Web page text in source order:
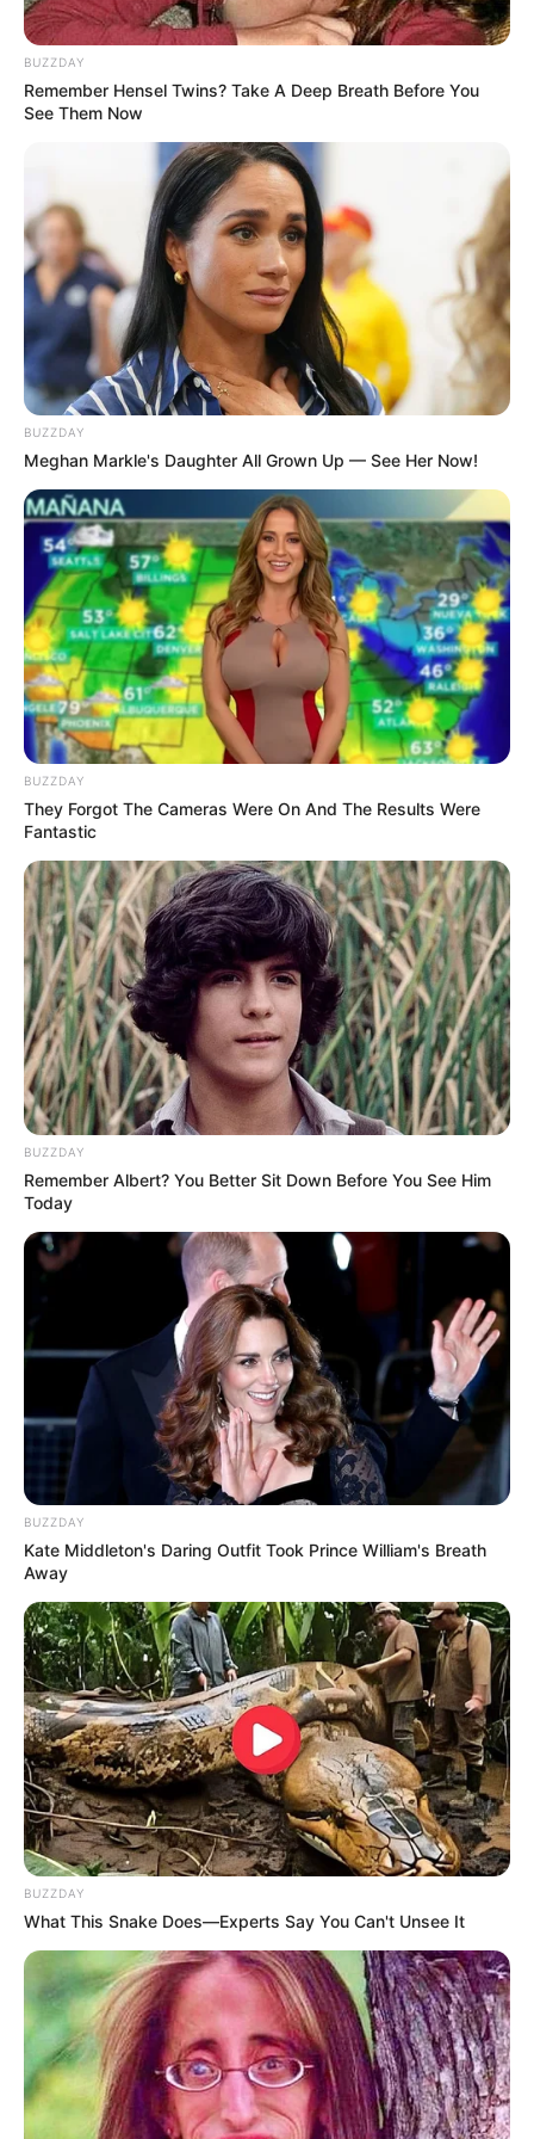
LIHAT ARTIKEL LAINNYA
Natasha Wilona Willie Salim
Anastasya Khosasih Maria Vania
Rod Wave XXXTentacion
BUZZDAY
Remember Hensel Twins? Take A Deep Breath Before You
See Them Now
BUZZDAY
Meghan Markle's Daughter All Grown Up — See Her Now!
BUZZDAY
They Forgot The Cameras Were On And The Results Were
Fantastic
BUZZDAY
Remember Albert? You Better Sit Down Before You See Him
Today
BUZZDAY
Kate Middleton's Daring Outfit Took Prince William's Breath
Away
BUZZDAY
What This Snake Does—Experts Say You Can't Unsee It